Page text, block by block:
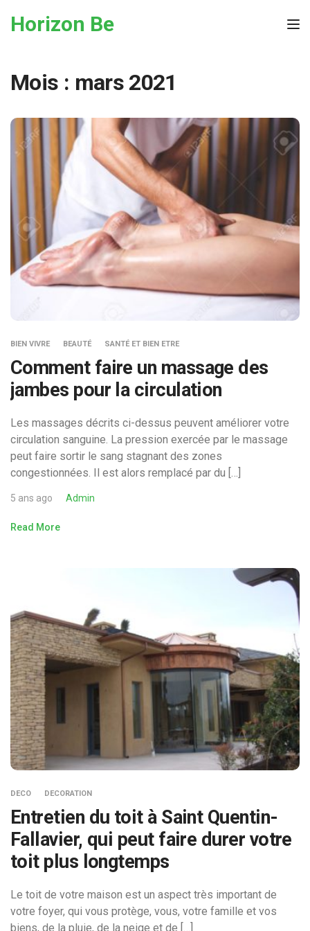
Horizon Be
Mois : mars 2021
BIEN VIVRE BEAUTÉ SANTÉ ET BIEN ETRE
Comment faire un massage des
jambes pour la circulation
Les massages décrits ci-dessus peuvent améliorer votre
circulation sanguine. La pression exercée par le massage
peut faire sortir le sang stagnant des zones
congestionnées. Il est alors remplacé par du […]
5 ans ago Admin
Read More
DECO DECORATION
Entretien du toit à Saint Quentin-
Fallavier, qui peut faire durer votre
toit plus longtemps
Le toit de votre maison est un aspect très important de
votre foyer, qui vous protège, vous, votre famille et vos
biens, de la pluie, de la neige et de […]